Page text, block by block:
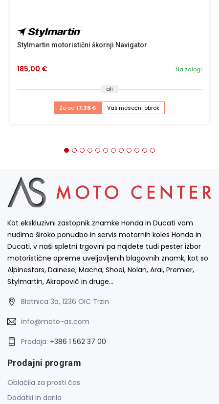
Stylmartin motoristični škornji Navigator
Na zalogi
185,00 €
ali
Že od 17,38 € Vaš mesečni obrok
Kot ekskluzivni zastopnik znamke Honda in Ducati vam
nudimo široko ponudbo in servis motornih koles Honda in
Ducati, v naši spletni trgovini pa najdete tudi pester izbor
motoristične opreme uveljavljenih blagovnih znamk, kot so
Alpinestars, Dainese, Macna, Shoei, Nolan, Arai, Premier,
Stylmartin, Akrapovič in druge…
Blatnica 3a, 1236 OIC Trzin
info@moto-as.com
Prodaja: +386 1 562 37 00
Prodajni program
Oblačila za prosti čas
Dodatki in darila